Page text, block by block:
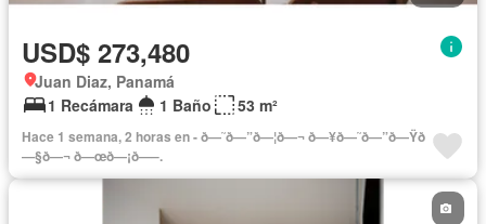
USD$ 273,480
Juan Diaz, Panamá
1 Recámara
1 Baño 53 m²
Hace 1 semana, 2 horas en - ð—˜ð—”ð—¦ð—¬ ð—¥ð—˜ð—”ð—Ÿð
—§ð—¬ ð—œð—¡ð—–.